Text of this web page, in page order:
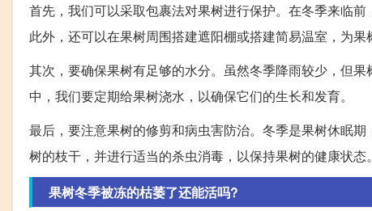
首先，我们可以采取包裹法对果树进行保护。在冬季来临
此外，还可以在果树周围搭建遮阳棚或搭建简易温室，为果
其次，要确保果树有足够的水分。虽然冬季降雨较少，但
中，我们要定期给果树浇水，以确保它们的生长和发育。
最后，要注意果树的修剪和病虫害防治。冬季是果树休眠
树的枝干，并进行适当的杀虫消毒，以保持果树的健康状态。
果树冬季被冻的枯萎了还能活吗?